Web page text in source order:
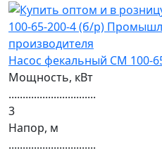
Насос фекальный СМ 100-
Мощность, кВт
...............................
3
Напор, м
...............................